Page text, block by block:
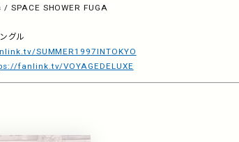
SPACE SHOWER FUGA
グル
SUMMER1997INTOKYO
fanlink.tv/VOYAGEDELUXE